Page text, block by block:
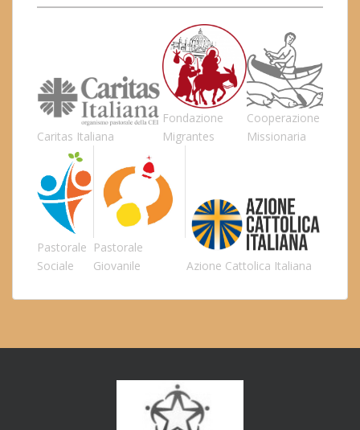
Caritas Italiana
Fondazione
Migrantes
Cooperazione
Missionaria
Pastorale
Sociale
Pastorale
Giovanile
Azione Cattolica Italiana